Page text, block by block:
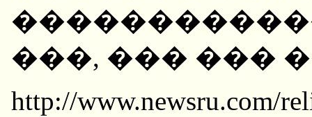
���, ��� ���
http://www.newsru.com/